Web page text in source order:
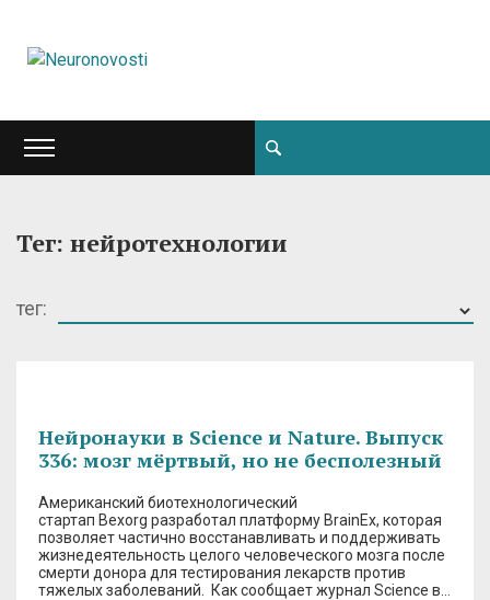
Тег: нейротехнологии
тег:
Нейронауки в Science и Nature. Выпуск
336: мозг мёртвый, но не бесполезный
Американский биотехнологический
стартап Bexorg разработал платформу BrainEx, которая
позволяет частично восстанавливать и поддерживать
жизнедеятельность целого человеческого мозга после
смерти донора для тестирования лекарств против
тяжелых заболеваний. Как сообщает журнал Science в…